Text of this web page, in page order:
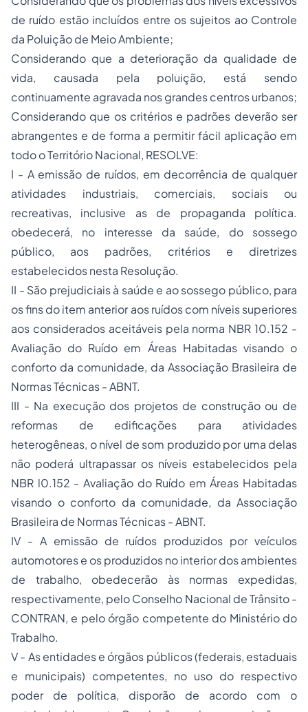
de ruído estão incluídos entre os sujeitos ao Controle
da Poluição de Meio Ambiente;
Considerando que a deterioração da qualidade de
vida, causada pela poluição, está sendo
continuamente agravada nos grandes centros urbanos;
Considerando que os critérios e padrões deverão ser
abrangentes e de forma a permitir fácil aplicação em
todo o Território Nacional, RESOLVE:
I - A emissão de ruídos, em decorrência de qualquer
atividades industriais, comerciais, sociais ou
recreativas, inclusive as de propaganda política.
obedecerá, no interesse da saúde, do sossego
público, aos padrões, critérios e diretrizes
estabelecidos nesta Resolução.
II - São prejudiciais à saúde e ao sossego público, para
os fins do item anterior aos ruídos com níveis superiores
aos considerados aceitáveis pela norma NBR 10.152 -
Avaliação do Ruído em Áreas Habitadas visando o
conforto da comunidade, da Associação Brasileira de
Normas Técnicas - ABNT.
III - Na execução dos projetos de construção ou de
reformas de edificações para atividades
heterogêneas, o nível de som produzido por uma delas
não poderá ultrapassar os níveis estabelecidos pela
NBR l0.152 - Avaliação do Ruído em Áreas Habitadas
visando o conforto da comunidade, da Associação
Brasileira de Normas Técnicas - ABNT.
IV - A emissão de ruídos produzidos por veículos
automotores e os produzidos no interior dos ambientes
de trabalho, obedecerão às normas expedidas,
respectivamente, pelo Conselho Nacional de Trânsito -
CONTRAN, e pelo órgão competente do Ministério do
Trabalho.
V - As entidades e órgãos públicos (federais, estaduais
e municipais) competentes, no uso do respectivo
poder de política, disporão de acordo com o